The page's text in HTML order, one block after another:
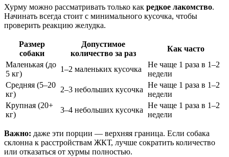
Хурму можно рассматривать только как редкое лакомство.
Начинать всегда стоит с минимального кусочка, чтобы
проверить реакцию желудка.
Размер
собаки
Допустимое
количество за раз
Как часто
Маленькая (до
5 кг)
1–2 маленьких кусочка
Не чаще 1 раза в 1–2
недели
Средняя (5–20
кг)
2–3 небольших кусочка
Не чаще 1 раза в 1–2
недели
Крупная (20+
кг)
3–4 небольших кусочка
Не чаще 1 раза в 1–2
недели
Важно: даже эти порции — верхняя граница. Если собака
склонна к расстройствам ЖКТ, лучше сократить количество
или отказаться от хурмы полностью.